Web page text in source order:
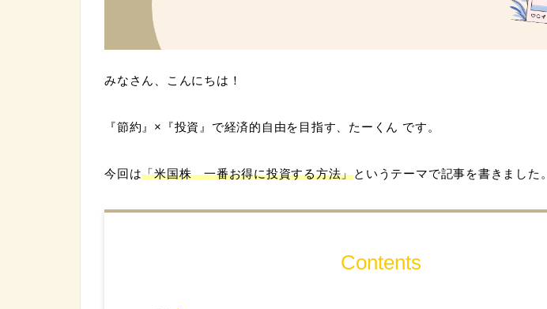
みなさん、こんにちは！
『節約』×『投資』で経済的自由を目指す、たーくん です。
今回は「米国株 一番お得に投資する方法」というテーマで記事を書きました。
Contents